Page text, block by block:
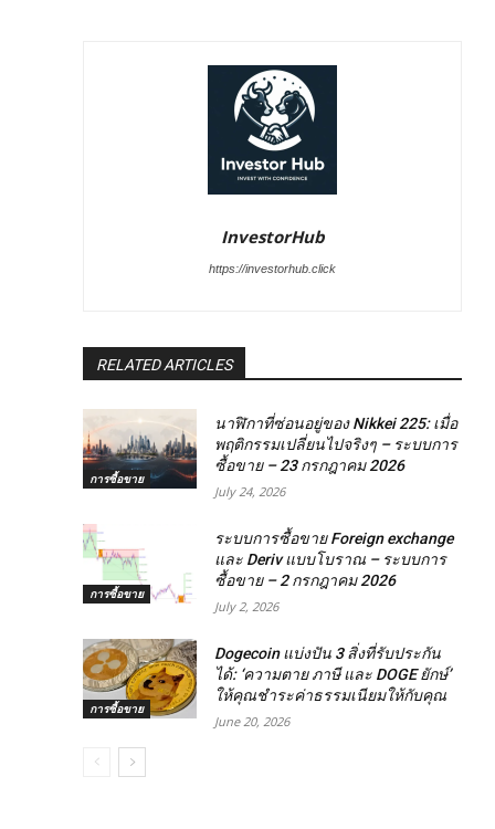
InvestorHub
https://investorhub.click
RELATED ARTICLES
การซื้อขาย
นาฬิกาที่ซ่อนอยู่ของ Nikkei 225: เมื่อ
พฤติกรรมเปลี่ยนไปจริงๆ – ระบบการ
ซื้อขาย – 23 กรกฎาคม 2026
July 24, 2026
การซื้อขาย
ระบบการซื้อขาย Foreign exchange
และ Deriv แบบโบราณ – ระบบการ
ซื้อขาย – 2 กรกฎาคม 2026
July 2, 2026
การซื้อขาย
Dogecoin แบ่งปัน 3 สิ่งที่รับประกัน
ได้: ‘ความตาย ภาษี และ DOGE ยักษ์’
ให้คุณชำระค่าธรรมเนียมให้กับคุณ
June 20, 2026